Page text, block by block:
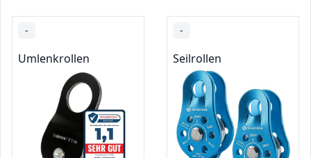
-
Umlenkrollen
-
Seilrollen